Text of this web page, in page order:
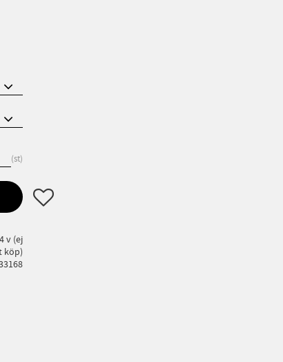
st
Lägg till i favoriter
v (ej
köp)